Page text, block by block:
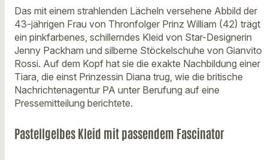
Das mit einem strahlenden Lächeln versehene Abbild der
43-jährigen Frau von Thronfolger Prinz William (42) trägt
ein pinkfarbenes, schillerndes Kleid von Star-Designerin
Jenny Packham und silberne Stöckelschuhe von Gianvito
Rossi. Auf dem Kopf hat sie die exakte Nachbildung einer
Tiara, die einst Prinzessin Diana trug, wie die britische
Nachrichtenagentur PA unter Berufung auf eine
Pressemitteilung berichtete.
Pastellgelbes Kleid mit passendem Fascinator